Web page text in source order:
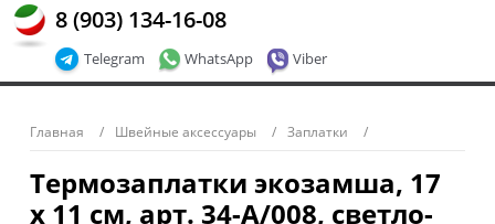
Telegram WhatsApp Viber
8 (903) 134-16-08
Главная Швейные аксессуары Заплатки
Термозаплатки экозамша, 17
х 11 см, арт. 34-А/008, светло-